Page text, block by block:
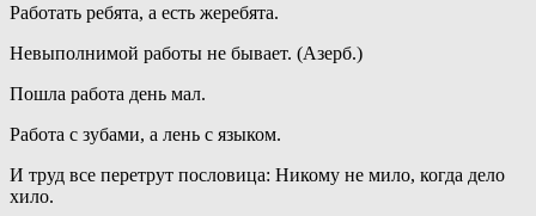
Работать ребята, а есть жеребята.
Невыполнимой работы не бывает. (Азерб.)
Пошла работа день мал.
Работа с зубами, а лень с языком.
И труд все перетрут пословица: Никому не мило, когда дело
хило.